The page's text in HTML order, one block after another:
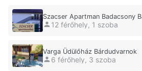
Szacser Apartman Badacsony
12 férőhely, 1 szoba
Varga Üdülőház Bárdudvarnok
6 férőhely, 3 szoba